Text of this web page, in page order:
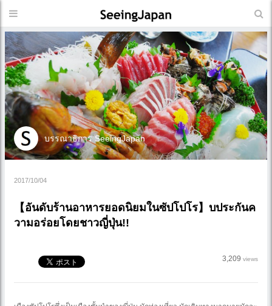
บรรณาธิการ SeeingJapan
2017/10/04
【อันดับร้านอาหารยอดนิยมในซัปโปโร】บประกันค
วามอร่อยโดยชาวญี่ปุ่น!!
3,209 views